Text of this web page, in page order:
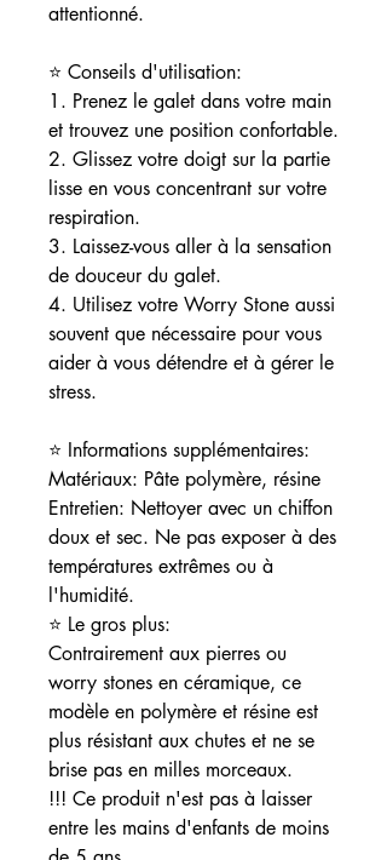
attentionné.
⭐ Conseils d'utilisation:
1. Prenez le galet dans votre main
et trouvez une position confortable.
2. Glissez votre doigt sur la partie
lisse en vous concentrant sur votre
respiration.
3. Laissez-vous aller à la sensation
de douceur du galet.
4. Utilisez votre Worry Stone aussi
souvent que nécessaire pour vous
aider à vous détendre et à gérer le
stress.
⭐ Informations supplémentaires:
Matériaux: Pâte polymère, résine
Entretien: Nettoyer avec un chiffon
doux et sec. Ne pas exposer à des
températures extrêmes ou à
l'humidité.
⭐ Le gros plus:
Contrairement aux pierres ou
worry stones en céramique, ce
modèle en polymère et résine est
plus résistant aux chutes et ne se
brise pas en milles morceaux.
!!! Ce produit n'est pas à laisser
entre les mains d'enfants de moins